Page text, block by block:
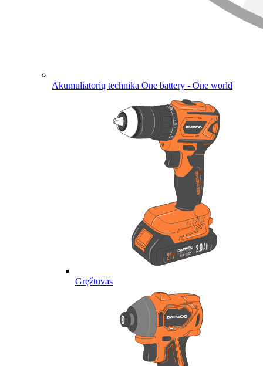
Akumuliatorių technika One battery - One world
Gręžtuvas